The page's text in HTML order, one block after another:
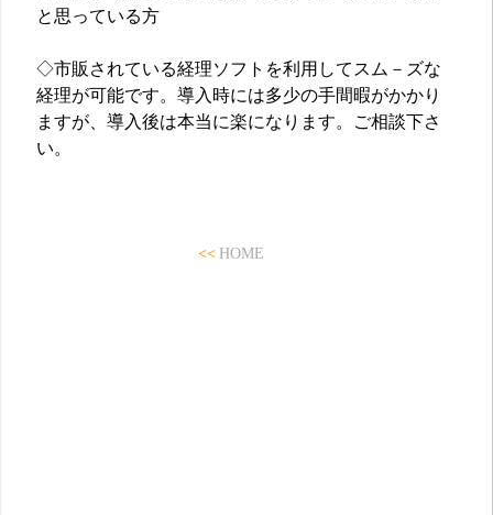
と思っている方
◇市販されている経理ソフトを利用してスム－ズな
経理が可能です。導入時には多少の手間暇がかかり
ますが、導入後は本当に楽になります。ご相談下さ
い。
<< HOME